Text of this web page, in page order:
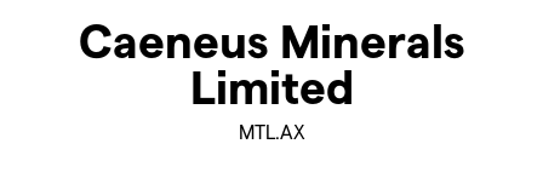
Caeneus Minerals
Limited
MTL.AX